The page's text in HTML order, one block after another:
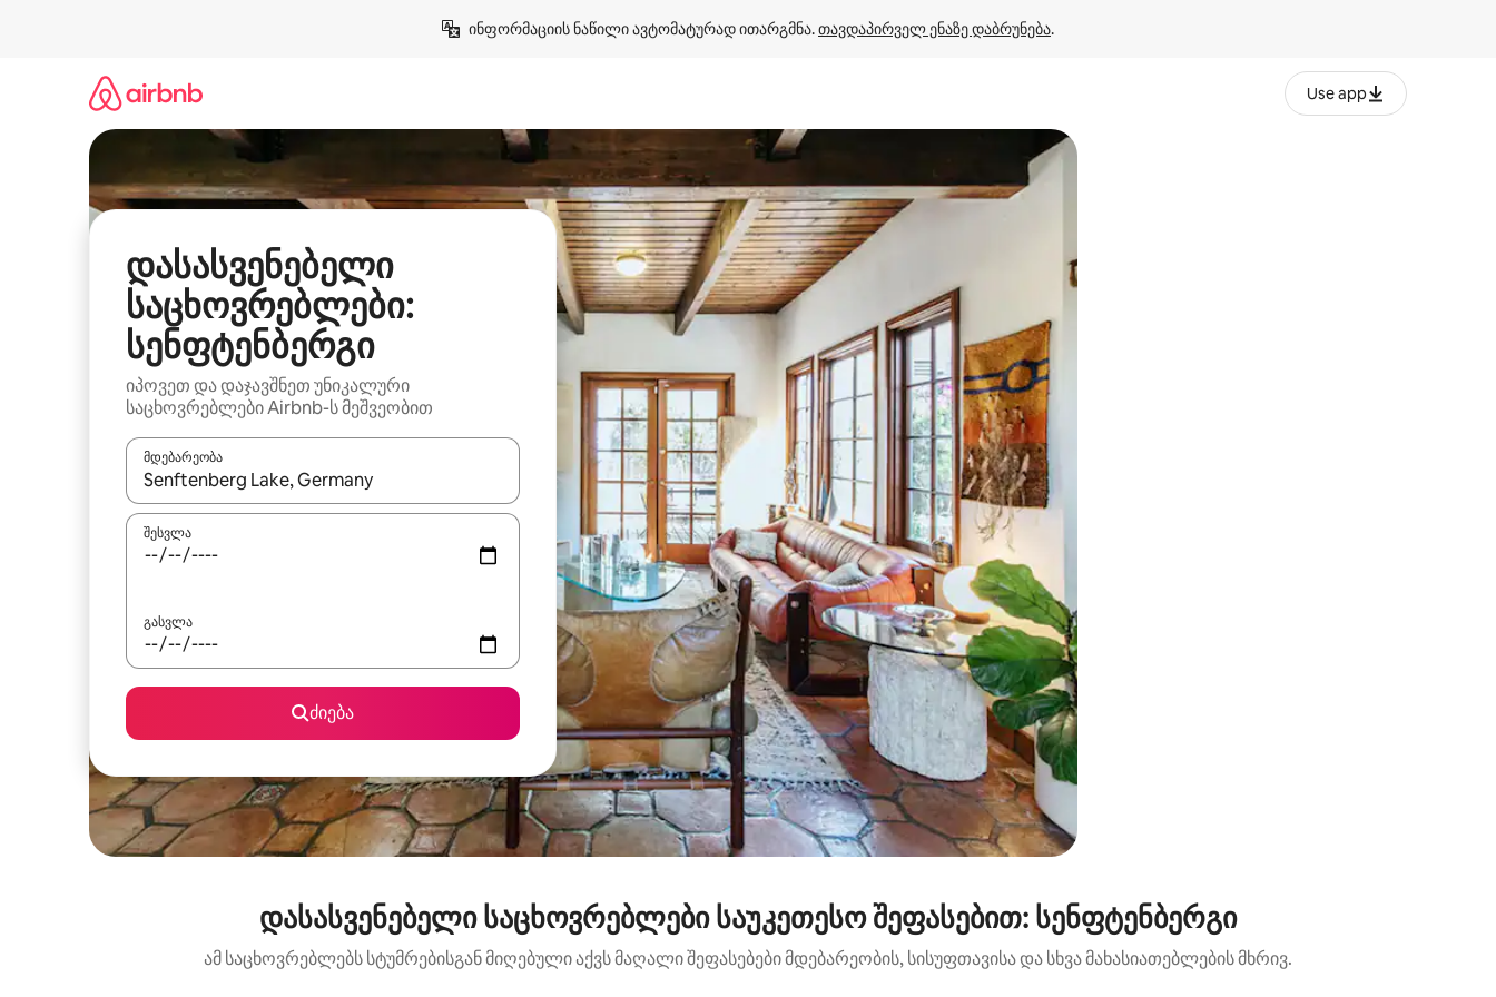
ინფორმაციის ნაწილი ავტომატურად ითარგმნა. თავდაპირველ ენაზე დაბრუნება.
Use app
დასასვენებელი
საცხოვრებლები:
სენფტენბერგი
იპოვეთ და დაჯავშნეთ უნიკალური
საცხოვრებლები Airbnb-ს მეშვეობით
მდებარეობა
როცა შედეგები ხელმისაწვდომი გახდება, ნავიგაციისთვის გამოიყენეთ კლავიშები ზემოთ/ქვემოთ მიმართული ისრებით ან შეხებისა თუ თითის გასმის ჟესტები.
შესვლა
გასვლა
ძიება
დასასვენებელი საცხოვრებლები საუკეთესო შეფასებით: სენფტენბერგი
ამ საცხოვრებლებს სტუმრებისგან მიღებული აქვს მაღალი შეფასებები მდებარეობის, სისუფთავისა და სხვა მახასიათებლების მხრივ.